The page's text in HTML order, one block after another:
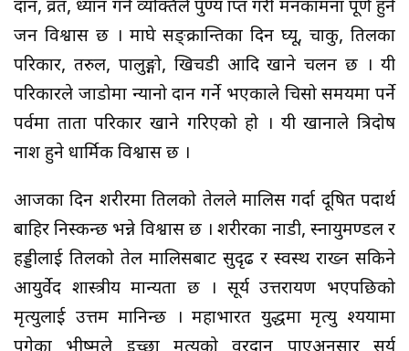
दान, व्रत, ध्यान गर्ने व्यक्तिले पुण्य प्राप्त गरी मनकामना पूर्ण हुने
जन विश्वास छ । माघे सङ्क्रान्तिका दिन घ्यू, चाकु, तिलका
परिकार, तरुल, पालुङ्गो, खिचडी आदि खाने चलन छ । यी
परिकारले जाडोमा न्यानो प्रदान गर्ने भएकाले चिसो समयमा पर्ने
पर्वमा ताता परिकार खाने गरिएको हो । यी खानाले त्रिदोष
नाश हुने धार्मिक विश्वास छ ।
आजका दिन शरीरमा तिलको तेलले मालिस गर्दा दूषित पदार्थ
बाहिर निस्कन्छ भन्ने विश्वास छ । शरीरका नाडी, स्नायुमण्डल र
हड्डीलाई तिलको तेल मालिसबाट सुदृढ र स्वस्थ राख्न सकिने
आयुर्वेद शास्त्रीय मान्यता छ । सूर्य उत्तरायण भएपछिको
मृत्युलाई उत्तम मानिन्छ । महाभारत युद्धमा मृत्यु श्ययामा